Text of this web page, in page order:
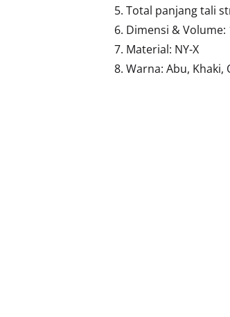
5. Total panjang tali
6. Dimensi & Volume:
7. Material: NY-X
8. Warna: Abu, Khaki,